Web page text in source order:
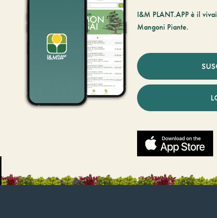
I&M PLANT.APP è il
Mangoni Piante.